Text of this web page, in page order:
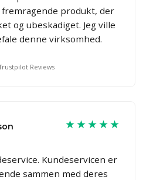
fremragende produkt, der
og ubeskadiget. Jeg ville
denne virksomhed.
Reviews
★★★★★
Kundeservicen er
sammen med deres